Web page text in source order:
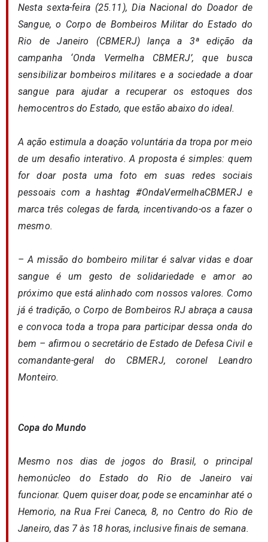
Nesta sexta-feira (25.11), Dia Nacional do Doador de
Sangue, o Corpo de Bombeiros Militar do Estado do
Rio de Janeiro (CBMERJ) lança a 3ª edição da
campanha ‘Onda Vermelha CBMERJ’, que busca
sensibilizar bombeiros militares e a sociedade a doar
sangue para ajudar a recuperar os estoques dos
hemocentros do Estado, que estão abaixo do ideal.
A ação estimula a doação voluntária da tropa por meio
de um desafio interativo. A proposta é simples: quem
for doar posta uma foto em suas redes sociais
pessoais com a hashtag #OndaVermelhaCBMERJ e
marca três colegas de farda, incentivando-os a fazer o
mesmo.
– A missão do bombeiro militar é salvar vidas e doar
sangue é um gesto de solidariedade e amor ao
próximo que está alinhado com nossos valores. Como
já é tradição, o Corpo de Bombeiros RJ abraça a causa
e convoca toda a tropa para participar dessa onda do
bem – afirmou o secretário de Estado de Defesa Civil e
comandante-geral do CBMERJ, coronel Leandro
Monteiro.
Copa do Mundo
Mesmo nos dias de jogos do Brasil, o principal
hemonúcleo do Estado do Rio de Janeiro vai
funcionar. Quem quiser doar, pode se encaminhar até o
Hemorio, na Rua Frei Caneca, 8, no Centro do Rio de
Janeiro, das 7 às 18 horas, inclusive finais de semana.